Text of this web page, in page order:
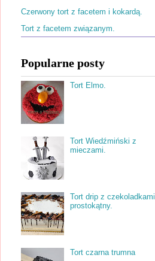
Czerwony tort z facetem i kokardą.
Tort z facetem związanym.
Popularne posty
Tort Elmo.
Tort Wiedźmiński z
mieczami.
Tort drip z czekoladkami
prostokątny.
Tort czarna trumna